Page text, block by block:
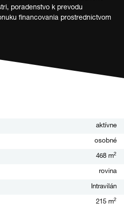
poradenstvo k prevodu
financovania prostredníctvom
aktívne
osobné
468 m2
rovina
Intravilán
215 m2